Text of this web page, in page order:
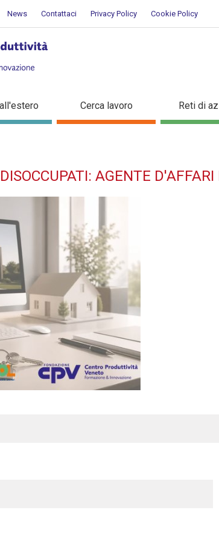
News Contattaci Privacy Policy Cookie Policy
disoccupati: AGENTE
Cerca lavoro Reti di
AGENTE